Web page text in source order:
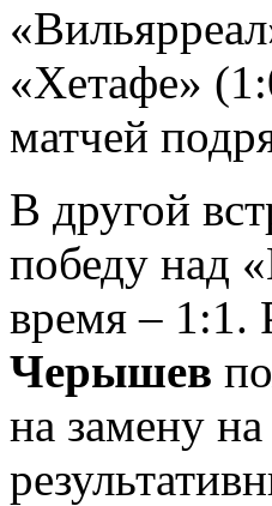
«Хетафе»
матчей
В другой
победу над
время – 1:1.
Черышев
на замену